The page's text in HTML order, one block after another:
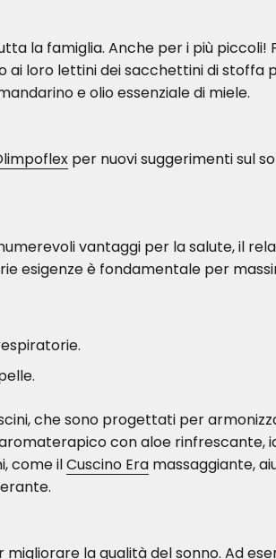
la famiglia. Anche per i più piccoli!
loro lettini dei sacchettini di stoffa
e olio essenziale di miele.
per nuovi suggerimenti sul
vantaggi per la salute, il
esigenze è fondamentale per
che sono progettati per
con aloe rinfrescante,
come ilCuscino Era massaggiante,
la qualità del sonno. Ad